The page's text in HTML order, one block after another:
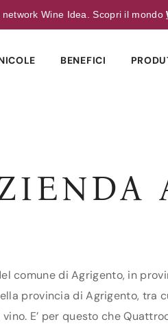
network Wine Idea. Scopri il mondo
BENEFICI
comune di Agrigento, in
di Agrigento, tra
E’ per questo che